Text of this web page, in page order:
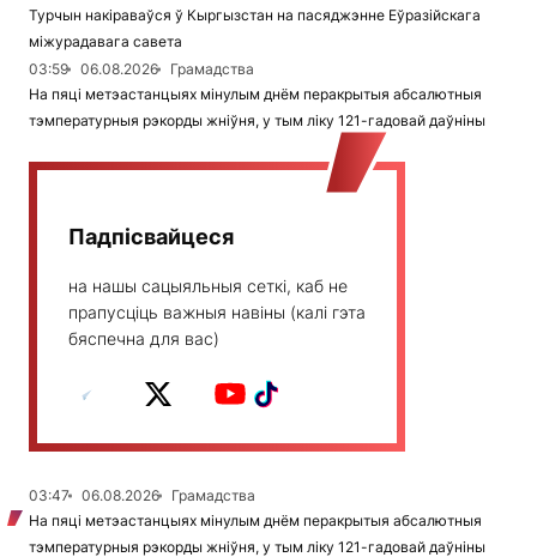
Турчын накіраваўся ў Кыргызстан на пасяджэнне Еўразійскага
міжурадавага савета
03:59
06.08.2026
Грамадства
На пяці метэастанцыях мінулым днём перакрытыя абсалютныя
тэмпературныя рэкорды жніўня, у тым ліку 121-гадовай даўніны
Падпісвайцеся
на нашы сацыяльныя сеткі, каб не
прапусціць важныя навіны (калі гэта
бяспечна для вас)
03:47 06.08.2026
Грамадства
На пяці метэастанцыях мінулым днём перакрытыя абсалютныя
тэмпературныя рэкорды жніўня, у тым ліку 121-гадовай даўніны